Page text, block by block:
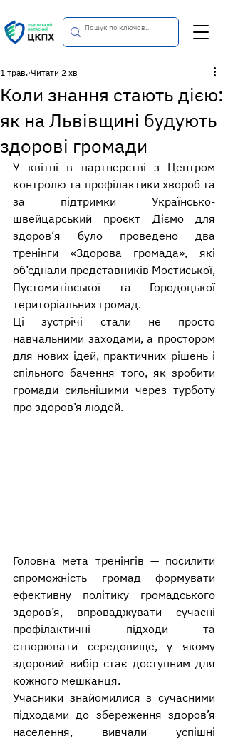
Коли знання стають дією:
як на Львівщині будують
здорові громади
1 трав. Читати 2 хв
У квітні в партнерстві з Центром
контролю та профілактики хвороб та
за підтримки Українсько-
швейцарський проєкт Діємо для
здоров‘я було проведено два
тренінги «Здорова громада», які
об’єднали представників Мостиської,
Пустомитівської та Городоцької
територіальних громад.
Ці зустрічі стали не просто
навчальними заходами, а простором
для нових ідей, практичних рішень і
спільного бачення того, як зробити
громади сильнішими через турботу
про здоров’я людей.
Головна мета тренінгів — посилити
спроможність громад формувати
ефективну політику громадського
здоров’я, впроваджувати сучасні
профілактичні підходи та
створювати середовище, у якому
здоровий вибір стає доступним для
кожного мешканця.
Учасники знайомилися з сучасними
підходами до збереження здоров’я
населення, вивчали успішні